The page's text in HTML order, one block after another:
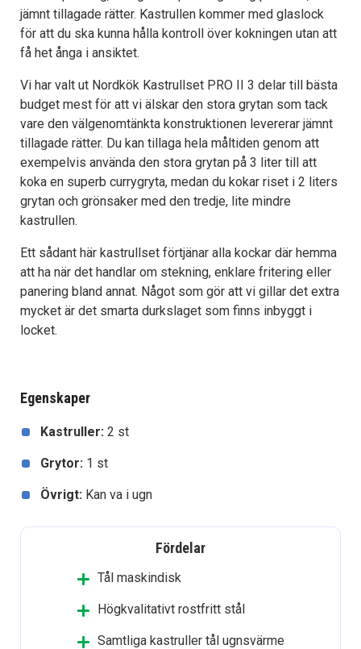
jämnt tillagade rätter. Kastrullen kommer med glaslock
för att du ska kunna hålla kontroll över kokningen utan att
få het ånga i ansiktet.
Vi har valt ut Nordkök Kastrullset PRO II 3 delar till bästa
budget mest för att vi älskar den stora grytan som tack
vare den välgenomtänkta konstruktionen levererar jämnt
tillagade rätter. Du kan tillaga hela måltiden genom att
exempelvis använda den stora grytan på 3 liter till att
koka en superb currygryta, medan du kokar riset i 2 liters
grytan och grönsaker med den tredje, lite mindre
kastrullen.
Ett sådant här kastrullset förtjänar alla kockar där hemma
att ha när det handlar om stekning, enklare fritering eller
panering bland annat. Något som gör att vi gillar det extra
mycket är det smarta durkslaget som finns inbyggt i
locket.
Egenskaper
Kastruller: 2 st
Grytor: 1 st
Övrigt: Kan va i ugn
Fördelar
Tål maskindisk
Högkvalitativt rostfritt stål
Samtliga kastruller tål ugnsvärme